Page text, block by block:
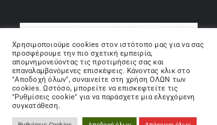
Copyright 2024 © Barbopoulos store - All Rights Reserved |
Χρησιμοποιούμε cookies στον ιστότοπo μας για να σας
προσφέρουμε την πιο σχετική εμπειρία,
απομνημονεύοντας τις προτιμήσεις σας και
επαναλαμβανόμενες επισκέψεις. Κάνοντας κλικ στο
"Αποδοχή όλων", συναινείτε στη χρήση ΟΛΩΝ των
cookies. Ωστόσο, μπορείτε να επισκεφτείτε τις
"Ρυθμίσεις cookie" για να παράσχετε μια ελεγχόμενη
συγκατάθεση.